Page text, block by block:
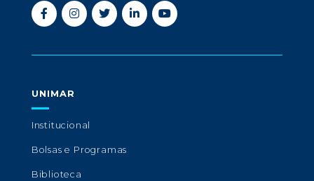
UNIMAR
Institucional
Bolsas e Programas
Biblioteca